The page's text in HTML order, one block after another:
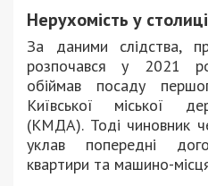
Нерухомість у
За даними слідства,
розпочався у 2021
обіймав посаду
Київської міської
(КМДА). Тоді чиновник
уклав попередні
квартири та машино-